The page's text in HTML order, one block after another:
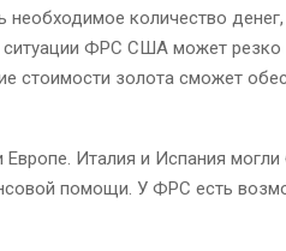
количество денег,
ситуации ФРС США может резко
стоимости золота сможет
Италия и Испания
помощи. У ФРС есть